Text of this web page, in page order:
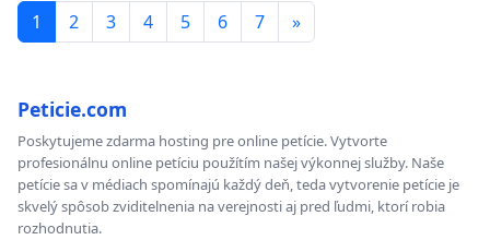
1 2 3 4 5 6 7 »
Peticie.com
Poskytujeme zdarma hosting pre online petície. Vytvorte
profesionálnu online petíciu použítím našej výkonnej služby. Naše
petície sa v médiach spomínajú každý deň, teda vytvorenie petície je
skvelý spôsob zviditelnenia na verejnosti aj pred ľudmi, ktorí robia
rozhodnutia.